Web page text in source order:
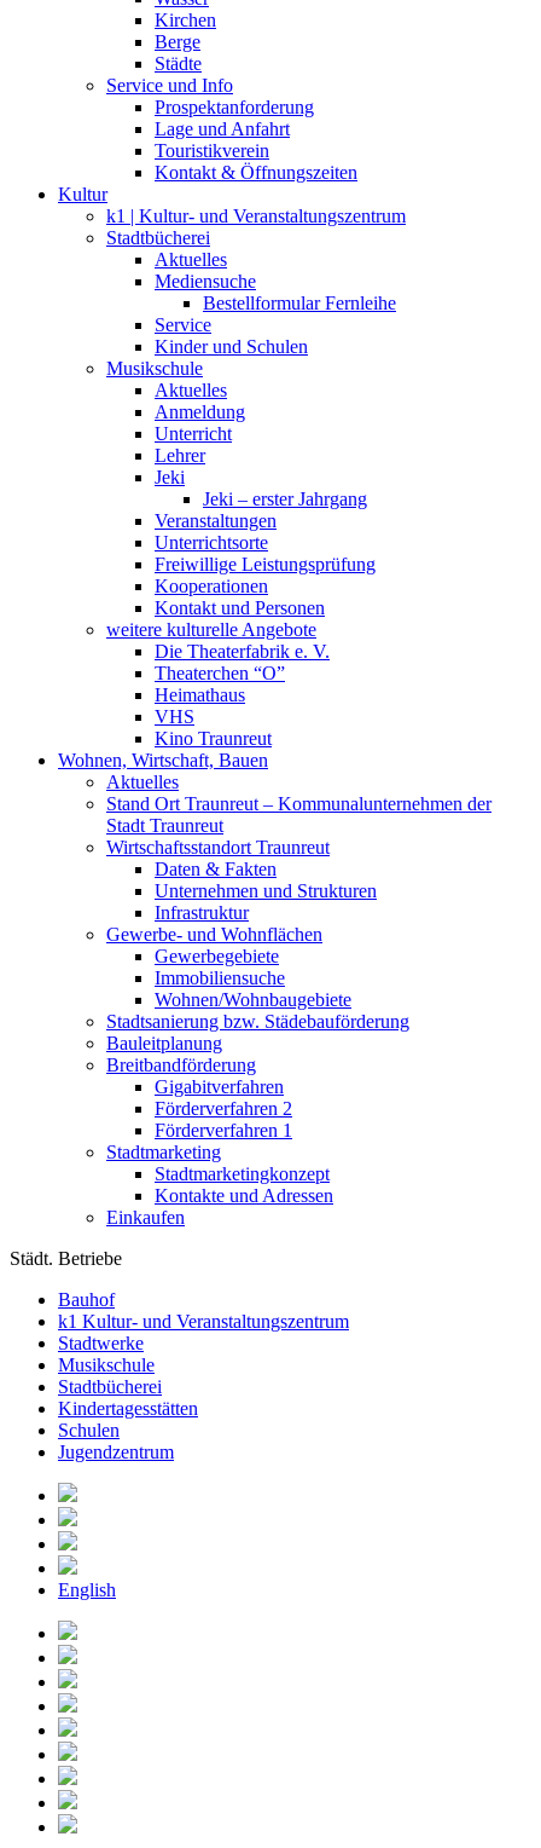
Kirchen
Berge
Städte
Service und Info
Prospektanforderung
Lage und Anfahrt
Touristikverein
Kontakt & Öffnungszeiten
Kultur
k1 | Kultur- und Veranstaltungszentrum
Stadtbücherei
Aktuelles
Mediensuche
Bestellformular Fernleihe
Service
Kinder und Schulen
Musikschule
Aktuelles
Anmeldung
Unterricht
Lehrer
Jeki
Jeki – erster Jahrgang
Veranstaltungen
Unterrichtsorte
Freiwillige Leistungsprüfung
Kooperationen
Kontakt und Personen
weitere kulturelle Angebote
Die Theaterfabrik e. V.
Theaterchen “O”
Heimathaus
VHS
Kino Traunreut
Wohnen, Wirtschaft, Bauen
Aktuelles
Stand Ort Traunreut – Kommunalunternehmen der
Stadt Traunreut
Wirtschaftsstandort Traunreut
Daten & Fakten
Unternehmen und Strukturen
Infrastruktur
Gewerbe- und Wohnflächen
Gewerbegebiete
Immobiliensuche
Wohnen/Wohnbaugebiete
Stadtsanierung bzw. Städebauförderung
Bauleitplanung
Breitbandförderung
Gigabitverfahren
Förderverfahren 2
Förderverfahren 1
Stadtmarketing
Stadtmarketingkonzept
Kontakte und Adressen
Einkaufen
Städt. Betriebe
Bauhof
k1 Kultur- und Veranstaltungszentrum
Stadtwerke
Musikschule
Stadtbücherei
Kindertagesstätten
Schulen
Jugendzentrum
English